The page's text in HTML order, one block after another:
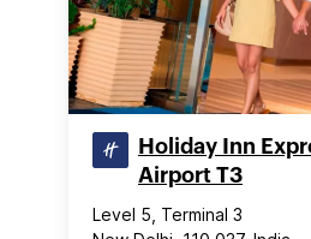
Holiday Inn
Airport T3
Level 5, Terminal 3